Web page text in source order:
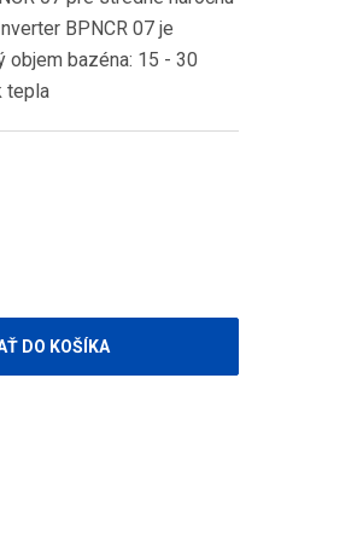
DO KOŠÍKA
BPNCR 07 je
objem bazéna: 15 - 30
tepla